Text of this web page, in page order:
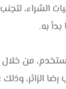
به.
من خلال
وذلك